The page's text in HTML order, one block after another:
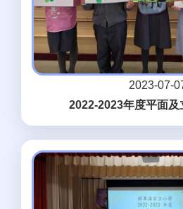
2023-07-
2022-2023年度平面及